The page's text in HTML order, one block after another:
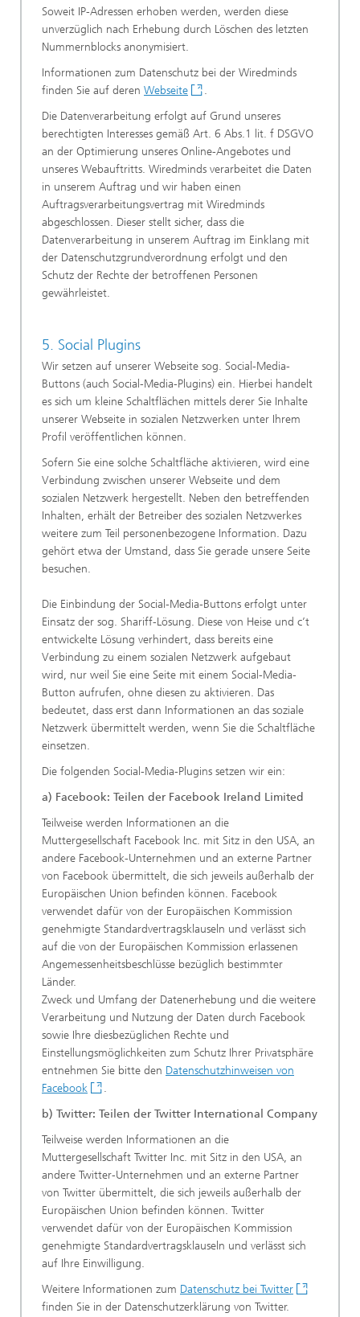
Soweit IP-Adressen erhoben werden, werden diese
unverzüglich nach Erhebung durch Löschen des letzten
Nummernblocks anonymisiert.
Informationen zum Datenschutz bei der Wiredminds
finden Sie auf deren Webseite
.
Die Datenverarbeitung erfolgt auf Grund unseres
berechtigten Interesses gemäß Art. 6 Abs.1 lit. f DSGVO
an der Optimierung unseres Online-Angebotes und
unseres Webauftritts. Wiredminds verarbeitet die Daten
in unserem Auftrag und wir haben einen
Auftragsverarbeitungsvertrag mit Wiredminds
abgeschlossen. Dieser stellt sicher, dass die
Datenverarbeitung in unserem Auftrag im Einklang mit
der Datenschutzgrundverordnung erfolgt und den
Schutz der Rechte der betroffenen Personen
gewährleistet.
5. Social Plugins
Wir setzen auf unserer Webseite sog. Social-Media-
Buttons (auch Social-Media-Plugins) ein. Hierbei handelt
es sich um kleine Schaltflächen mittels derer Sie Inhalte
unserer Webseite in sozialen Netzwerken unter Ihrem
Profil veröffentlichen können.
Sofern Sie eine solche Schaltfläche aktivieren, wird eine
Verbindung zwischen unserer Webseite und dem
sozialen Netzwerk hergestellt. Neben den betreffenden
Inhalten, erhält der Betreiber des sozialen Netzwerkes
weitere zum Teil personenbezogene Information. Dazu
gehört etwa der Umstand, dass Sie gerade unsere Seite
besuchen.
Die Einbindung der Social-Media-Buttons erfolgt unter
Einsatz der sog. Shariff-Lösung. Diese von Heise und c’t
entwickelte Lösung verhindert, dass bereits eine
Verbindung zu einem sozialen Netzwerk aufgebaut
wird, nur weil Sie eine Seite mit einem Social-Media-
Button aufrufen, ohne diesen zu aktivieren. Das
bedeutet, dass erst dann Informationen an das soziale
Netzwerk übermittelt werden, wenn Sie die Schaltfläche
einsetzen.
Die folgenden Social-Media-Plugins setzen wir ein:
a) Facebook: Teilen der Facebook Ireland Limited
Teilweise werden Informationen an die
Muttergesellschaft Facebook Inc. mit Sitz in den USA, an
andere Facebook-Unternehmen und an externe Partner
von Facebook übermittelt, die sich jeweils außerhalb der
Europäischen Union befinden können. Facebook
verwendet dafür von der Europäischen Kommission
genehmigte Standardvertragsklauseln und verlässt sich
auf die von der Europäischen Kommission erlassenen
Angemessenheitsbeschlüsse bezüglich bestimmter
Länder.
Zweck und Umfang der Datenerhebung und die weitere
Verarbeitung und Nutzung der Daten durch Facebook
sowie Ihre diesbezüglichen Rechte und
Einstellungsmöglichkeiten zum Schutz Ihrer Privatsphäre
entnehmen Sie bitte den Datenschutzhinweisen von
Facebook
.
b) Twitter: Teilen der Twitter International Company
Teilweise werden Informationen an die
Muttergesellschaft Twitter Inc. mit Sitz in den USA, an
andere Twitter-Unternehmen und an externe Partner
von Twitter übermittelt, die sich jeweils außerhalb der
Europäischen Union befinden können. Twitter
verwendet dafür von der Europäischen Kommission
genehmigte Standardvertragsklauseln und verlässt sich
auf Ihre Einwilligung.
Weitere Informationen zum Datenschutz bei Twitter
finden Sie in der Datenschutzerklärung von Twitter.